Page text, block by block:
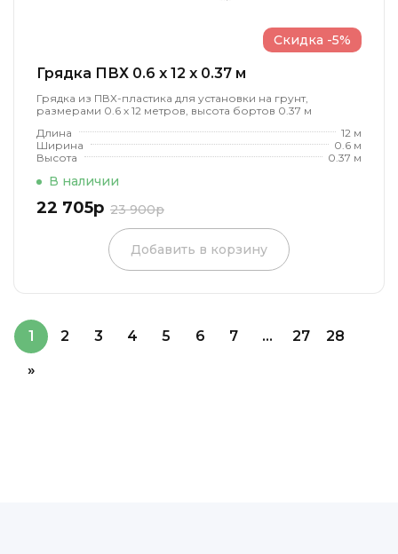
Грядка ПВХ 0.6 x 12 x 0.37 м
Грядка из ПВХ-пластика для установки на грунт,
размерами 0.6 х 12 метров, высота бортов 0.37 м
Длина
12 м
Ширина
0.6 м
Высота
0.37 м
В наличии
22 705р 23 900р
Скидка -5%
Добавить в корзину
1 2 3 4 5 6 7 ... 27
28
»